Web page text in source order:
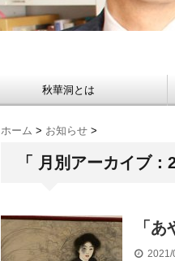
秋華洞とは
ホーム > お知らせ >
「 月別アーカイブ
「
2021/